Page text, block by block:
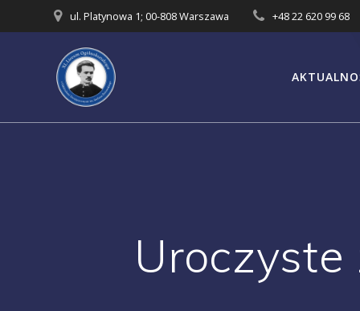
do
ul. Platynowa 1; 00-808 Warszawa +48 22 620 99 68